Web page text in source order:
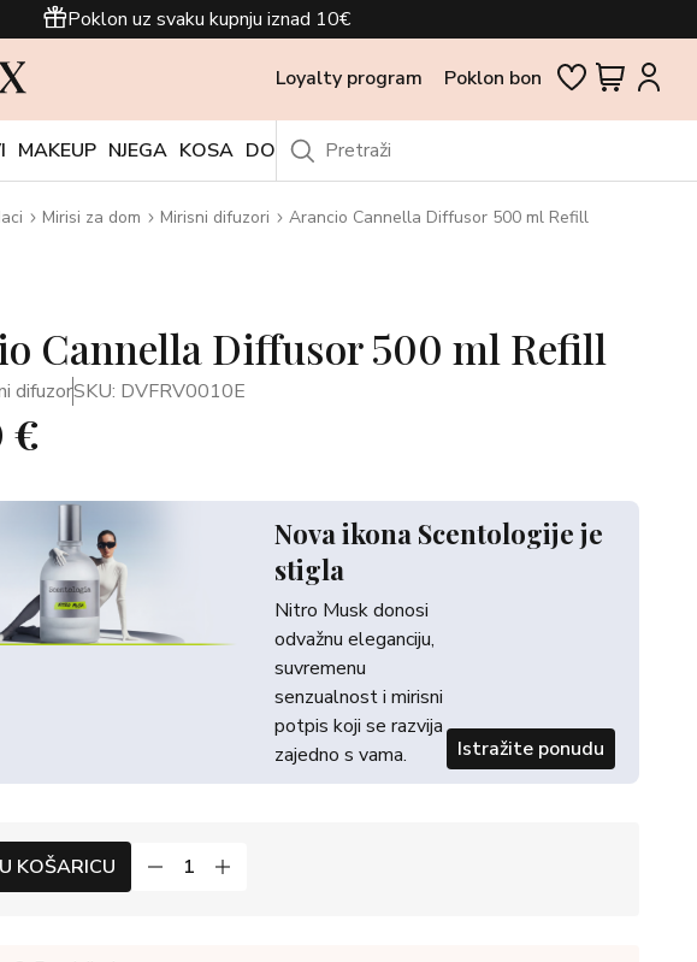
Poklon uz svaku kupnju iznad 10€
Loyalty program Poklon bon
MAKEUP NJEGA KOSA DODACI OUTLET
Mirisi za dom Mirisni difuzori Arancio Cannella Diffusor 500 ml Refill
Cannella Diffusor 500 ml Refill
difuzorSKU: DVFRV0010E
€
Nova ikona Scentologije je
stigla
Nitro Musk donosi
odvažnu eleganciju,
suvremenu
senzualnost i mirisni
potpis koji se razvija
zajedno s vama.
Istražite ponudu
KOŠARICU